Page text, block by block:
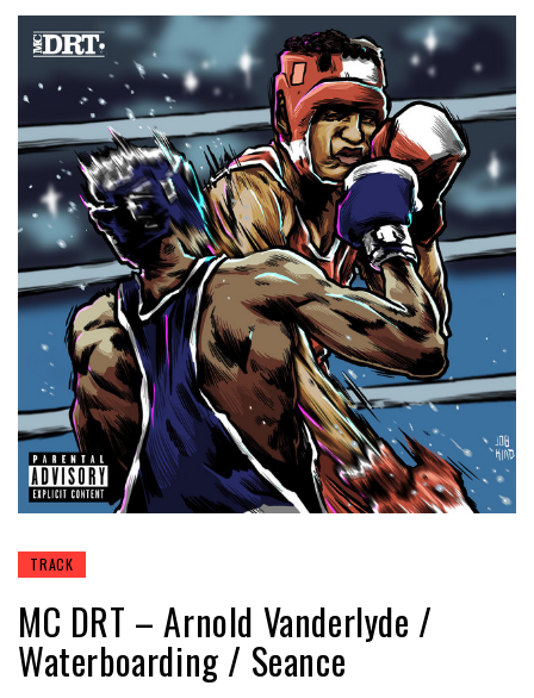
TRACK
MC DRT – Arnold Vanderlyde /
Waterboarding / Seance